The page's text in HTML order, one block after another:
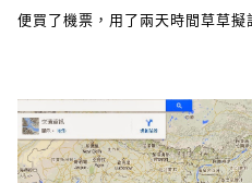
便買了機票，用了兩天時間草草擬